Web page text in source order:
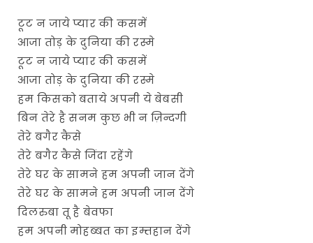
टूट न जाये प्यार की कसमें
आजा तोड़ के दुनिया की रस्मे
टूट न जाये प्यार की कसमें
आजा तोड़ के दुनिया की रस्मे
हम किसको बताये अपनी ये बेबसी
बिन तेरे है सनम कुछ भी न ज़िन्दगी
तेरे बगैर कैसे
तेरे बगैर कैसे जिंदा रहेंगे
तेरे घर के सामने हम अपनी जान देंगे
तेरे घर के सामने हम अपनी जान देंगे
दिलरुबा तू है बेवफा
हम अपनी मोहब्बत का इम्तहान देंगे